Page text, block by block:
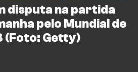
disputa na partida
pelo Mundial de
(Foto: Getty)